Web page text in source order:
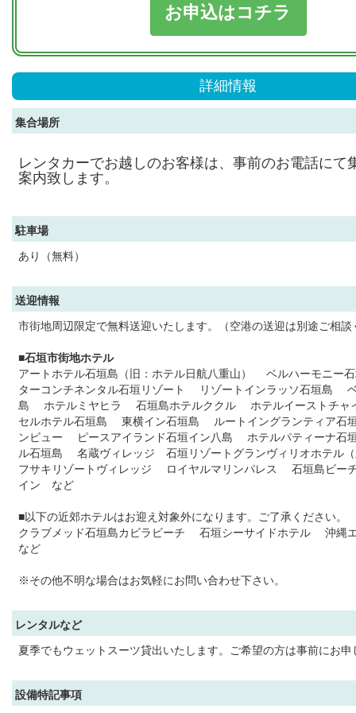
お申込はコチラ
詳細情報
集合場所
レンタカーでお越しのお客様は、事前のお電話にて
案内致します。
駐車場
あり（無料）
送迎情報
市街地周辺限定で無料送迎いたします。（空港の送迎は別途ご相談
■石垣市街地ホテル
アートホテル石垣島（旧：ホテル日航八重山） ベルハーモニー
ターコンチネンタル石垣リゾート リゾートインラッソ石垣島
島 ホテルミヤヒラ 石垣島ホテルククル ホテルイーストチ
セルホテル石垣島 東横イン石垣島 ルートイングランティア
ンビュー ピースアイランド石垣イン八島 ホテルパティーナ
ル石垣島 名蔵ヴィレッジ 石垣リゾートグランヴィリオホテル
フサキリゾートヴィレッジ ロイヤルマリンパレス 石垣島ビー
イン など
■以下の近郊ホテルはお迎え対象外になります。ご了承ください。
クラブメッド石垣島カビラビーチ 石垣シーサイドホテル 沖縄
など
※その他不明な場合はお気軽にお問い合わせ下さい。
レンタルなど
夏季でもウェットスーツ貸出いたします。ご希望の方は事前にお申
設備特記事項